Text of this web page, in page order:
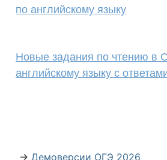
по английскому языку
Новые задания по чтению в
английскому языку с
→ Демоверсии ОГЭ 2026